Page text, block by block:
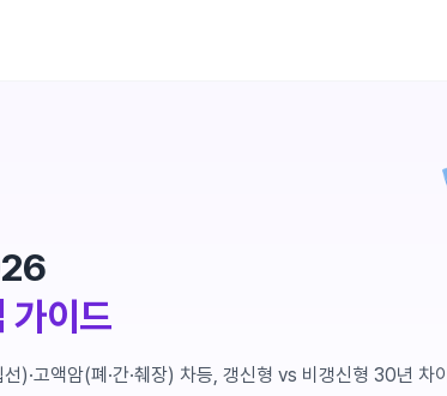
이드
)·고액암(폐·간·췌장) 차등, 갱신형 vs 비갱신형 30년 차